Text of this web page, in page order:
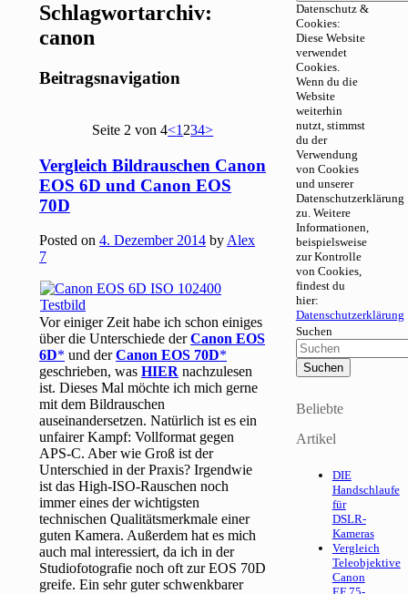
Schlagwortarchiv:
canon
Beitragsnavigation
Seite 2 von 4<1 234>
Vergleich Bildrauschen Canon
EOS 6D und Canon EOS
70D
Posted on4. Dezember 2014 byAlex
7
Vor einiger Zeit habe ich schon einiges
über die Unterschiede derCanon EOS
6D
und derCanon EOS 70D
geschrieben, wasHIER nachzulesen
ist. Dieses Mal möchte ich mich gerne
mit dem Bildrauschen
auseinandersetzen. Natürlich ist es ein
unfairer Kampf: Vollformat gegen
APS-C. Aber wie Groß ist der
Unterschied in der Praxis? Irgendwie
ist das High-ISO-Rauschen noch
immer eines der wichtigsten
technischen Qualitätsmerkmale einer
guten Kamera. Außerdem hat es mich
auch mal interessiert, da ich in der
Studiofotografie noch oft zur EOS 70D
greife. Ein sehr guter schwenkbarer
Datenschutz &
Cookies:
Diese Website
verwendet
Cookies.
Wenn du die
Website
weiterhin
nutzt, stimmst
du der
Verwendung
von Cookies
und unserer
Datenschutzerklärung
zu. Weitere
Informationen,
beispielsweise
zur Kontrolle
von Cookies,
findest du
hier:
Datenschutzerklärung
Suchen
Beliebte
Artikel
DIE
Handschlaufe
für
DSLR-
Kameras
Vergleich
Teleobjektive
Canon